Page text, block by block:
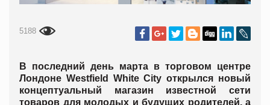
5188
В последний день марта в торговом центре
Лондоне Westfield White City открылся новый
концептуальный магазин известной сети
товаров для молодых и будущих родителей, а